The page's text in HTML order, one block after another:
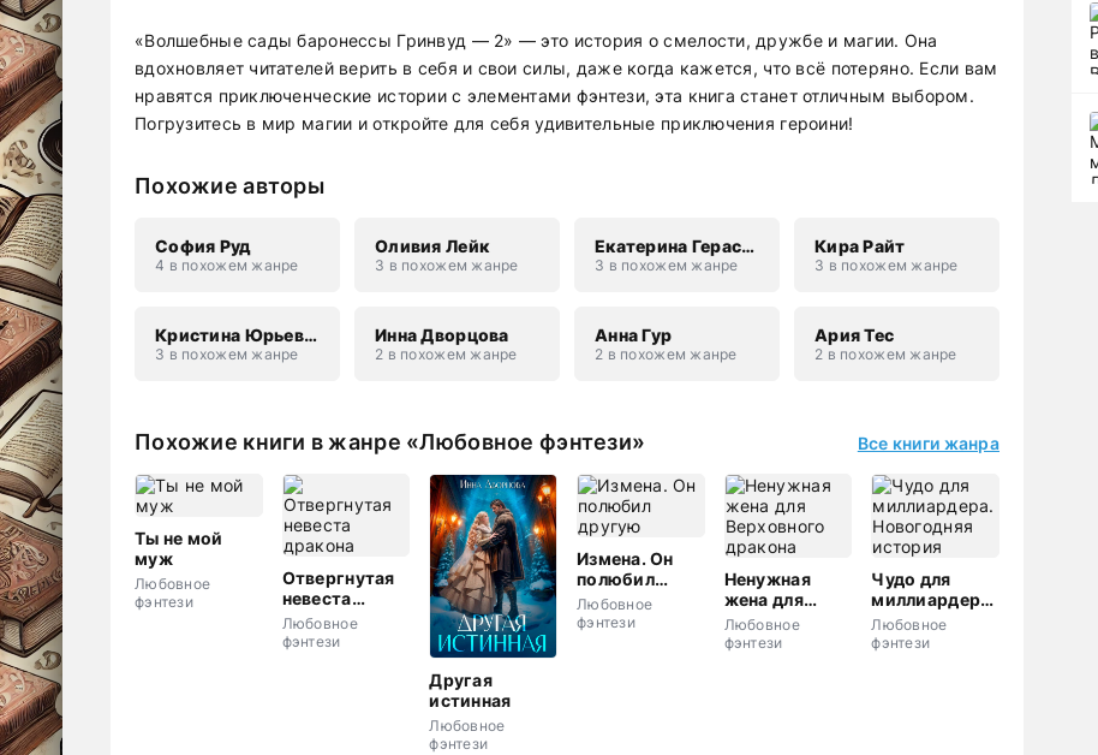
«Волшебные сады баронессы Гринвуд — 2» — это история о смелости, дружбе и магии. Она
вдохновляет читателей верить в себя и свои силы, даже когда кажется, что всё потеряно. Если вам
нравятся приключенческие истории с элементами фэнтези, эта книга станет отличным выбором.
Погрузитесь в мир магии и откройте для себя удивительные приключения героини!
Похожие авторы
София Руд
4 в похожем жанре
Оливия Лейк
3 в похожем жанре
Екатерина Гераскина
3 в похожем жанре
Кира Райт
3 в похожем жанре
Кристина Юрьевна Юраш
3 в похожем жанре
Инна Дворцова
2 в похожем жанре
Анна Гур
2 в похожем жанре
Ария Тес
2 в похожем жанре
Похожие книги в жанре «Любовное фэнтези» Все книги жанра
Ты не мой
муж
Любовное
фэнтези
Отвергнутая
невеста
дракона
Любовное
фэнтези
Другая
истинная
Любовное
фэнтези
Измена. Он
полюбил
другую
Любовное
фэнтези
Ненужная
жена для
Верховного
дракона
Любовное
фэнтези
Чудо для
миллиардера.
Новогодняя
история
Любовное
фэнтези